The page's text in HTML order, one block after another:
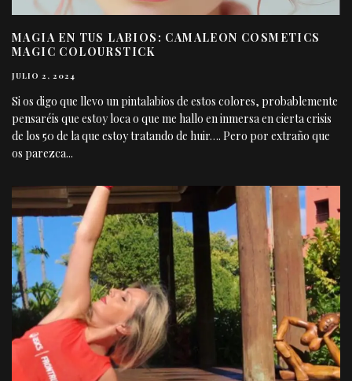
MAGIA EN TUS LABIOS: CAMALEON COSMETICS
MAGIC COLOURSTICK
JULIO 2, 2024
Si os digo que llevo un pintalabios de estos colores, probablemente
pensaréis que estoy loca o que me hallo en inmersa en cierta crisis
de los 50 de la que estoy tratando de huir…. Pero por extraño que
os parezca...